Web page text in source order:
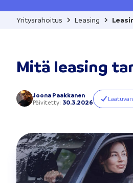
Yritysrahoitus Leasing
Mitä leasing
Joona Paakkanen
Päivitetty: 30.3.2026